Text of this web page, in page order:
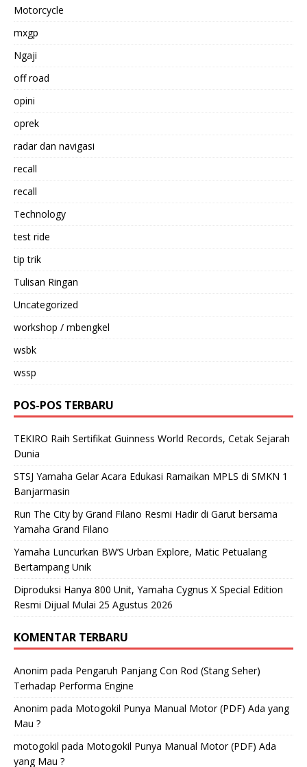
Motorcycle
mxgp
Ngaji
off road
opini
oprek
radar dan navigasi
recall
recall
Technology
test ride
tip trik
Tulisan Ringan
Uncategorized
workshop / mbengkel
wsbk
wssp
POS-POS TERBARU
TEKIRO Raih Sertifikat Guinness World Records, Cetak Sejarah
Dunia
STSJ Yamaha Gelar Acara Edukasi Ramaikan MPLS di SMKN 1
Banjarmasin
Run The City by Grand Filano Resmi Hadir di Garut bersama
Yamaha Grand Filano
Yamaha Luncurkan BW’S Urban Explore, Matic Petualang
Bertampang Unik
Diproduksi Hanya 800 Unit, Yamaha Cygnus X Special Edition
Resmi Dijual Mulai 25 Agustus 2026
KOMENTAR TERBARU
Anonim pada Pengaruh Panjang Con Rod (Stang Seher)
Terhadap Performa Engine
Anonim pada Motogokil Punya Manual Motor (PDF) Ada yang
Mau ?
motogokil pada Motogokil Punya Manual Motor (PDF) Ada
yang Mau ?